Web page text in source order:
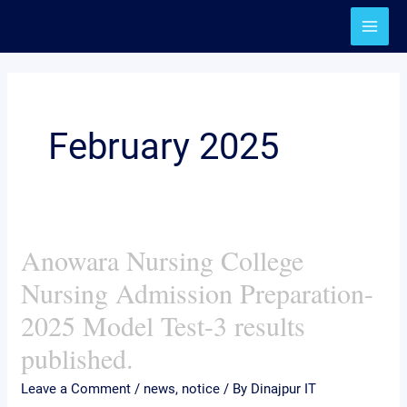
February 2025
Anowara Nursing College
Nursing Admission Preparation-
2025 Model Test-3 results
published.
Leave a Comment / news, notice / By Dinajpur IT
Anowara
College
Nursing
Admission
Preparation-